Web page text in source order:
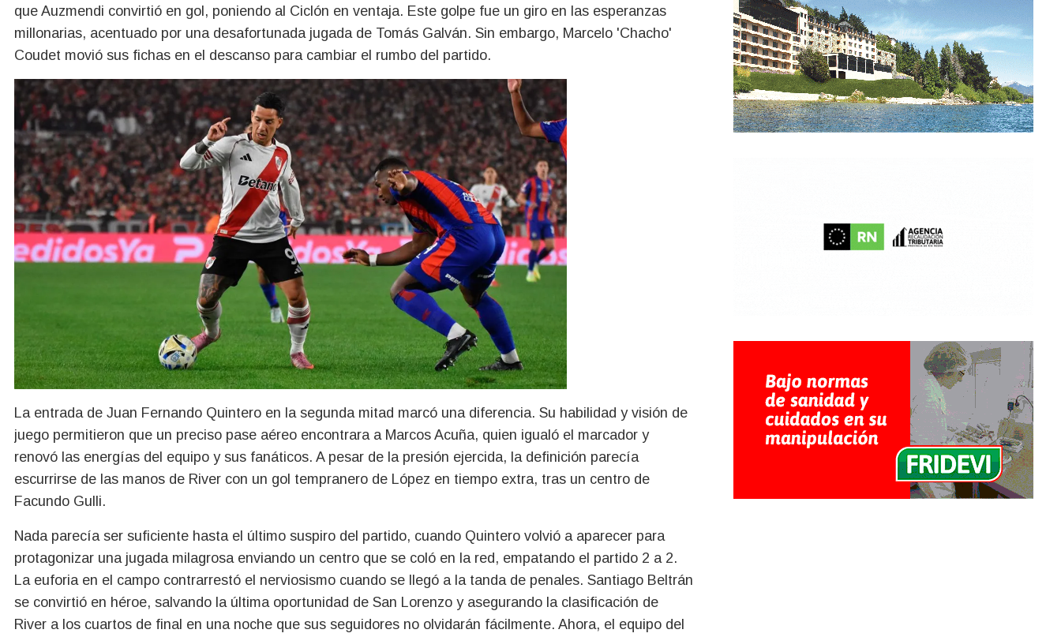
que Auzmendi convirtió en gol, poniendo al Ciclón en ventaja. Este golpe fue un giro en las esperanzas
millonarias, acentuado por una desafortunada jugada de Tomás Galván. Sin embargo, Marcelo 'Chacho'
Coudet movió sus fichas en el descanso para cambiar el rumbo del partido.
La entrada de Juan Fernando Quintero en la segunda mitad marcó una diferencia. Su habilidad y visión de
juego permitieron que un preciso pase aéreo encontrara a Marcos Acuña, quien igualó el marcador y
renovó las energías del equipo y sus fanáticos. A pesar de la presión ejercida, la definición parecía
escurrirse de las manos de River con un gol tempranero de López en tiempo extra, tras un centro de
Facundo Gulli.
Nada parecía ser suficiente hasta el último suspiro del partido, cuando Quintero volvió a aparecer para
protagonizar una jugada milagrosa enviando un centro que se coló en la red, empatando el partido 2 a 2.
La euforia en el campo contrarrestó el nerviosismo cuando se llegó a la tanda de penales. Santiago Beltrán
se convirtió en héroe, salvando la última oportunidad de San Lorenzo y asegurando la clasificación de
River a los cuartos de final en una noche que sus seguidores no olvidarán fácilmente. Ahora, el equipo del